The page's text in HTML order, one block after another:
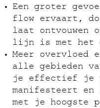
Een groter
flow ervaart,
laat ontvouwen
lijn is met het
Meer overvloed
alle gebieden
je effectief je
manifesteert
met je hoogste